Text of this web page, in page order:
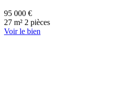
95 000 €
27 m² 2 pièces
Voir le bien